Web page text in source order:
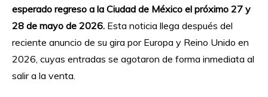
esperado regreso a la Ciudad de México el próximo 27 y
28 de mayo de 2026. Esta noticia llega después del
reciente anuncio de su gira por Europa y Reino Unido en
2026, cuyas entradas se agotaron de forma inmediata al
salir a la venta.